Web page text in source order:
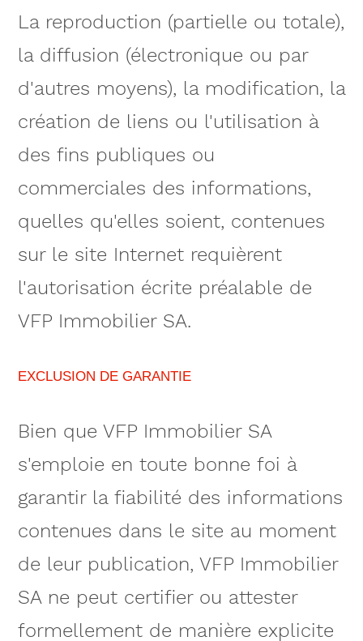
La reproduction (partielle ou totale),
la diffusion (électronique ou par
d'autres moyens), la modification, la
création de liens ou l'utilisation à
des fins publiques ou
commerciales des informations,
quelles qu'elles soient, contenues
sur le site Internet requièrent
l'autorisation écrite préalable de
VFP Immobilier SA.
EXCLUSION DE GARANTIE
Bien que VFP Immobilier SA
s'emploie en toute bonne foi à
garantir la fiabilité des informations
contenues dans le site au moment
de leur publication, VFP Immobilier
SA ne peut certifier ou attester
formellement de manière explicite